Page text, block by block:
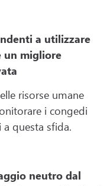
a utilizzare
un migliore
risorse umane
i congedi
questa sfida.
neutro dal